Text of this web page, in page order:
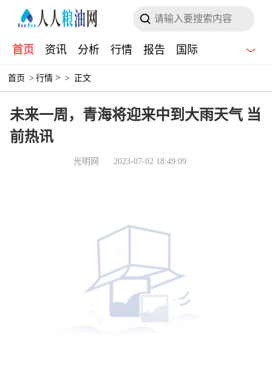
首页 资讯 分析 行情 报告 国际
首页 > 行情 > > 正文
未来一周，青海将迎来中到大雨天气 当
前热讯
光明网 2023-07-02 18:49:09